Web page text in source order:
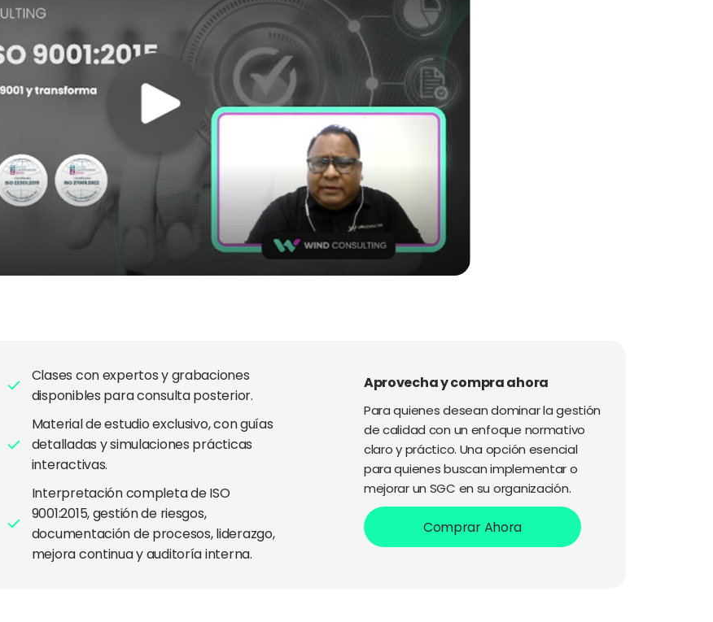
Clases con expertos y grabaciones
disponibles para consulta posterior.
Material de estudio exclusivo, con guías
detalladas y simulaciones prácticas
interactivas.
Interpretación completa de ISO
9001:2015, gestión de riesgos,
documentación de procesos, liderazgo,
mejora continua y auditoría interna.
Aprovecha y compra ahora
Para quienes desean dominar la gestión
de calidad con un enfoque normativo
claro y práctico. Una opción esencial
para quienes buscan implementar o
mejorar un SGC en su organización.
Comprar Ahora